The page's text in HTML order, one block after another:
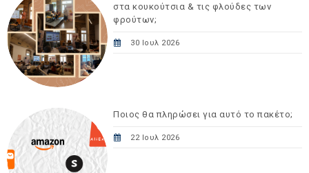
στα κουκούτσια & τις φλούδες των
φρούτων;
30 Ιουλ 2026
Ποιος θα πληρώσει για αυτό το πακέτο;
22 Ιουλ 2026